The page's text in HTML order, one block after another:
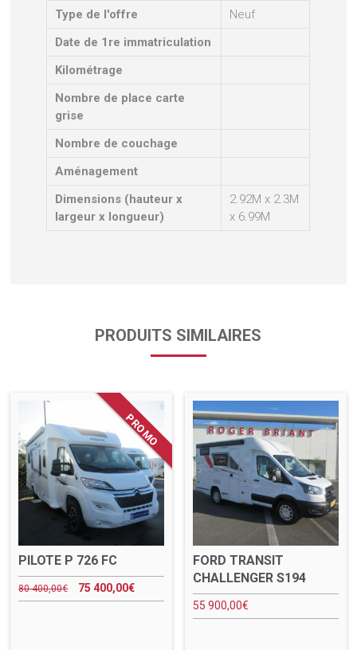
Type de l'offre
Neuf
Date de 1re immatriculation
Kilométrage
Nombre de place carte
grise
Nombre de couchage
Aménagement
Dimensions (hauteur x
largeur x longueur)
2.92M x 2.3M
x 6.99M
PRODUITS SIMILAIRES
PILOTE P 726 FC
80 400,00€ 75 400,00€
FORD TRANSIT
CHALLENGER S194
55 900,00€